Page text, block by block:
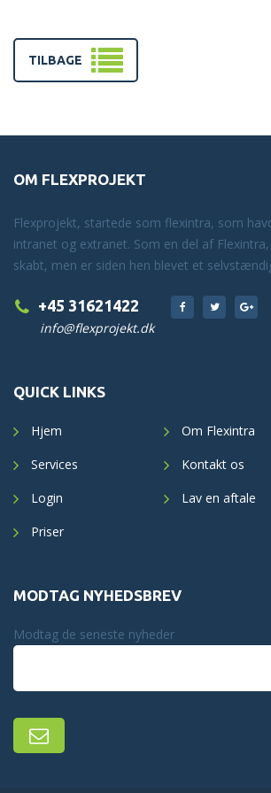
TILBAGE
OM FLEXPROJEKT
Flexprojekt, startede som flexintra, som
intranet og extranet. Som en del af
skabt, men er siden hen blevet et
+45 31621422
info@flexprojekt.dk
QUICK LINKS
Hjem
Services
Login
Priser
Om Flexintra
Kontakt os
Lav en aftale
MODTAG NYHEDSBREV
Modtag de seneste nyheder